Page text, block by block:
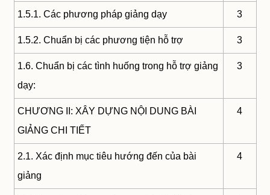
1.5.1. Các phương pháp giảng dạy 3
1.5.2. Chuẩn bị các phương tiện hỗ trợ 3
1.6. Chuẩn bị các tình huống trong hỗ trợ giảng
dạy:
3
CHƯƠNG II: XÂY DỰNG NỘI DUNG BÀI
GIẢNG CHI TIẾT
4
2.1. Xác định mục tiêu hướng đến của bài
giảng
4